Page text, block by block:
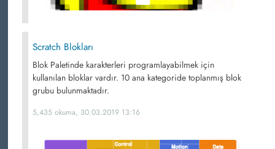
Scratch Blokları
Blok Paletinde karakterleri programlayabilmek için
kullanılan bloklar vardır. 10 ana kategoride toplanmış blok
grubu bulunmaktadır.
5,435 okuma, 30.03.2019 13:16